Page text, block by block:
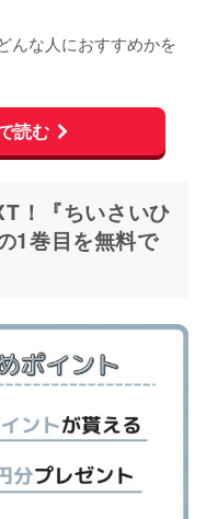
んな人におすすめかを
読む
！『ちいさいひ
1巻目を無料で